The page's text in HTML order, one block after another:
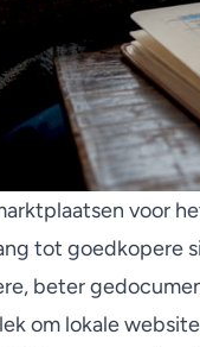
voor
tot goedkopere
beter
om lokale